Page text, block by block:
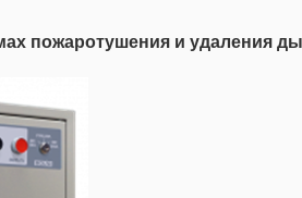
пожаротушения и удаления